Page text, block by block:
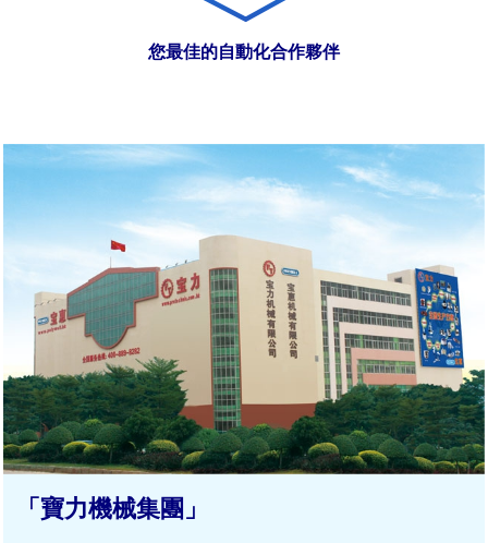
您最佳的自動化合作夥伴
「寶力機械集團」